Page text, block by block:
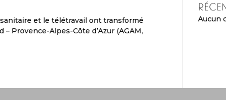
et le télétravail ont transformé
Provence-Alpes-Côte d’Azur (AGAM,
Aucun